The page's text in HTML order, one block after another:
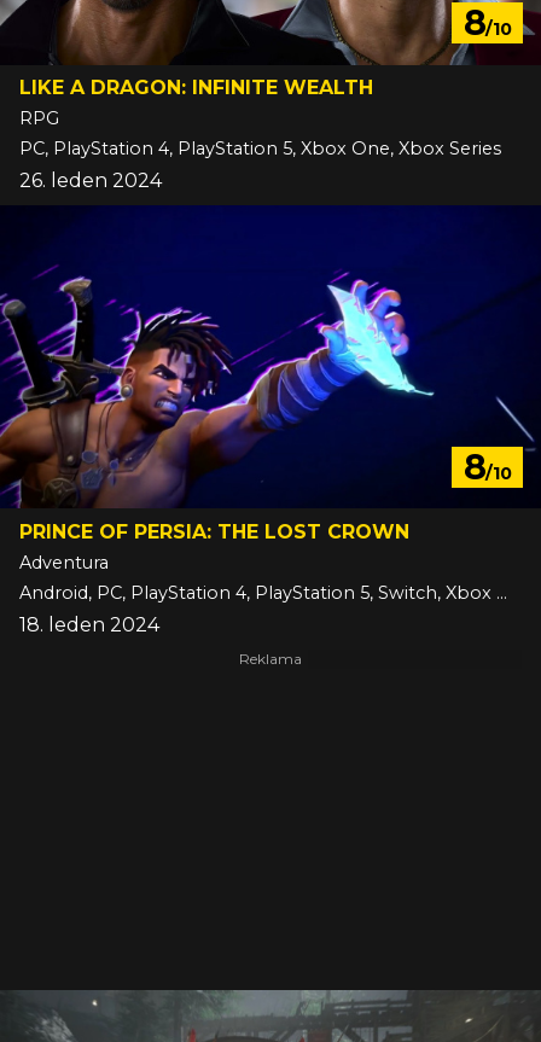
8/10
LIKE A DRAGON: INFINITE WEALTH
RPG
PC, PlayStation 4, PlayStation 5, Xbox One, Xbox Series
26. leden 2024
8/10
PRINCE OF PERSIA: THE LOST CROWN
Adventura
Android, PC, PlayStation 4, PlayStation 5, Switch, Xbox One, Xbox Series, iOS
18. leden 2024